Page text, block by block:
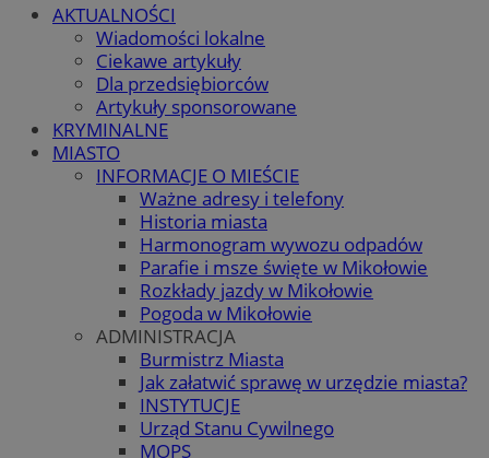
AKTUALNOŚCI
Wiadomości lokalne
Ciekawe artykuły
Dla przedsiębiorców
Artykuły sponsorowane
KRYMINALNE
MIASTO
INFORMACJE O MIEŚCIE
Ważne adresy i telefony
Historia miasta
Harmonogram wywozu odpadów
Parafie i msze święte w Mikołowie
Rozkłady jazdy w Mikołowie
Pogoda w Mikołowie
ADMINISTRACJA
Burmistrz Miasta
Jak załatwić sprawę w urzędzie miasta?
INSTYTUCJE
Urząd Stanu Cywilnego
MOPS